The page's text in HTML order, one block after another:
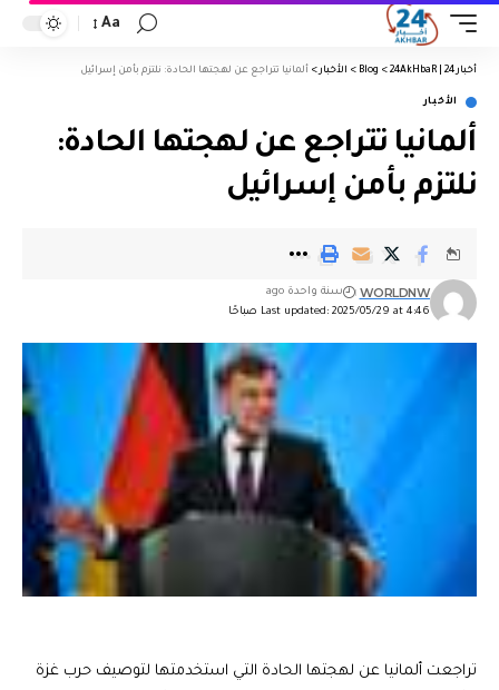
Aa
أخبار 24 | 24AkHbaR >
Blog
> الأخبار > ألمانيا تتراجع عن لهجتها الحادة: نلتزم بأمن إسرائيل
الأخبار
ألمانيا تتراجع عن لهجتها الحادة:
نلتزم بأمن إسرائيل
Last updated: 2025/05/29 at 4:46 صباحًا
WORLDNW سنة واحدة ago
تراجعت ألمانيا عن لهجتها الحادة التي استخدمتها لتوصيف حرب غزة